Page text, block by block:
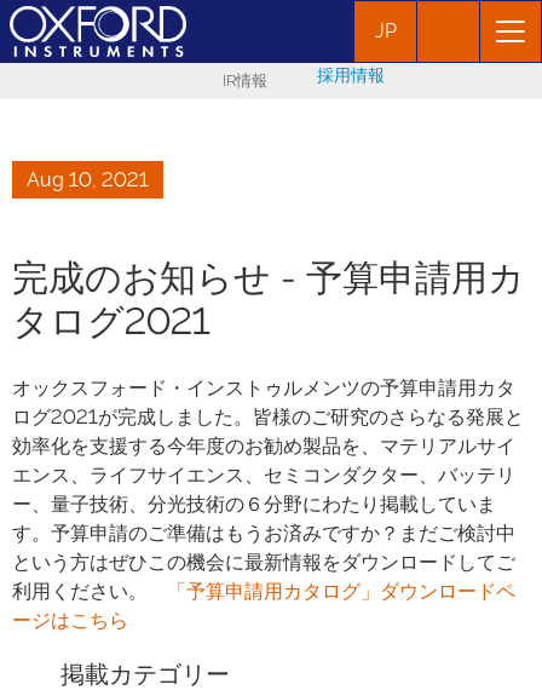
JP
IR情報 採用情報
Aug 10, 2021
完成のお知らせ - 予算申請用カ
タログ2021
オックスフォード・インストゥルメンツの予算申請用カタ
ログ2021が完成しました。皆様のご研究のさらなる発展と
効率化を支援する今年度のお勧め製品を、マテリアルサイ
エンス、ライフサイエンス、セミコンダクター、バッテリ
ー、量子技術、分光技術の６分野にわたり掲載していま
す。予算申請のご準備はもうお済みですか？まだご検討中
という方はぜひこの機会に最新情報をダウンロードしてご
利用ください。
「予算申請用カタログ」ダウンロードペ
ージはこちら
掲載カテゴリー